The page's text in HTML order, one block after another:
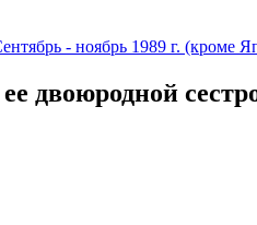
- ноябрь 1989 г. (кроме
двоюродной